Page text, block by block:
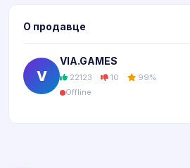
О продавце
V
VIA.GAMES
22123 10 99%
Offline